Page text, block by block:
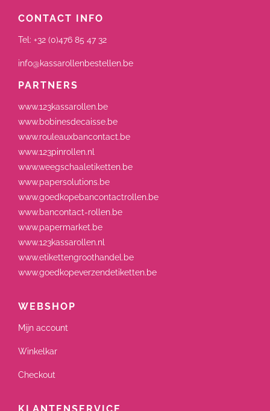
CONTACT INFO
Tel: +32 (0)476 85 47 32
info@kassarollenbestellen.be
PARTNERS
www.123kassarollen.be
www.bobinesdecaisse.be
www.rouleauxbancontact.be
www.123pinrollen.nl
www.weegschaaletiketten.be
www.papersolutions.be
www.goedkopebancontactrollen.be
www.bancontact-rollen.be
www.papermarket.be
www.123kassarollen.nl
www.etikettengroothandel.be
www.goedkopeverzendetiketten.be
WEBSHOP
Mijn account
Winkelkar
Checkout
KLANTENSERVICE